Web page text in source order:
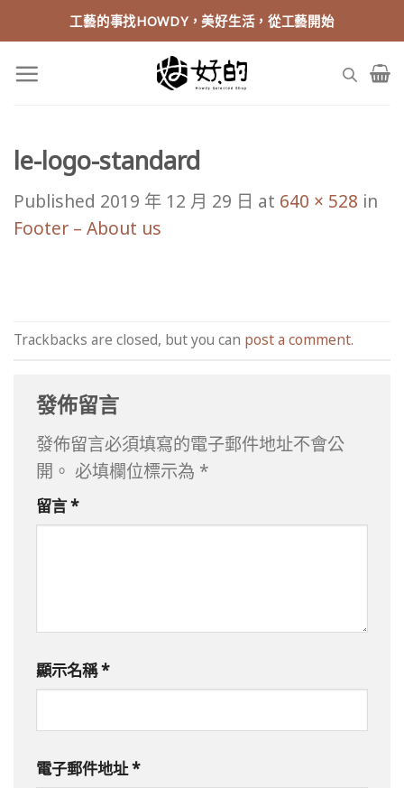
to
content
工藝的事找HOWDY，美好生活，從工藝開始
le-logo-standard
Published 2019 年 12 月 29 日 at 640 × 528 in
Footer – About us
Trackbacks are closed, but you can post a comment.
發佈留言
發佈留言必須填寫的電子郵件地址不會公
開。 必填欄位標示為 *
留言*
顯示名稱*
電子郵件地址*